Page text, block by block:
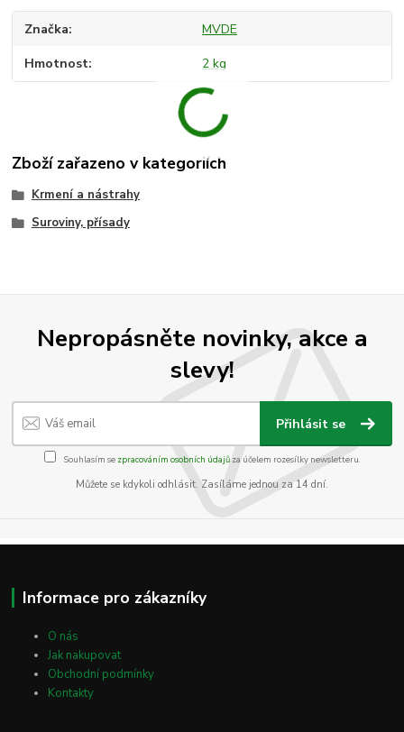
Značka MVDE
Hmotnost 2 kg
Zboží zařazeno v kategoriích
Krmení a nástrahy
Suroviny, přísady
Nepropásněte novinky, akce a
slevy!
Přihlásit se
Souhlasím se zpracováním osobních údajůza účelem rozesílky newsletteru.
Můžete se kdykoli odhlásit. Zasíláme jednou za 14 dní.
Informace pro zákazníky
O nás
Jak nakupovat
Obchodní podmínky
Kontakty